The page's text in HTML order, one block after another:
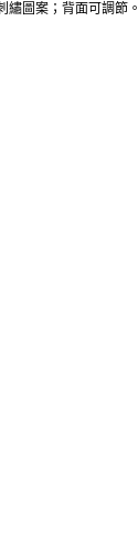
繡圖案；背面可調節。